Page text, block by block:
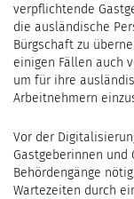
verpflichtende
die ausländische
Bürgschaft zu
einigen Fällen auch
um für ihre
Arbeitnehmern
Vor der
Gastgeberinnen und
Behördengänge
Wartezeiten durch